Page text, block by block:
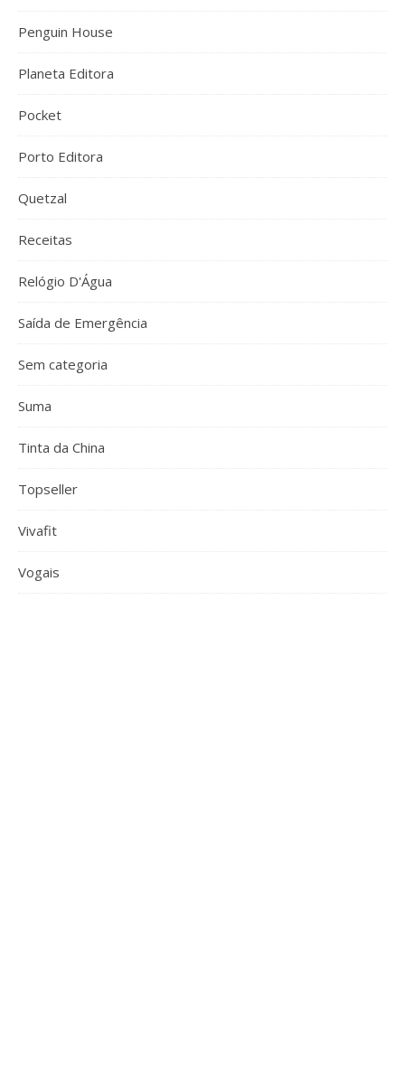
Penguin House
Planeta Editora
Pocket
Porto Editora
Quetzal
Receitas
Relógio D'Água
Saída de Emergência
Sem categoria
Suma
Tinta da China
Topseller
Vivafit
Vogais